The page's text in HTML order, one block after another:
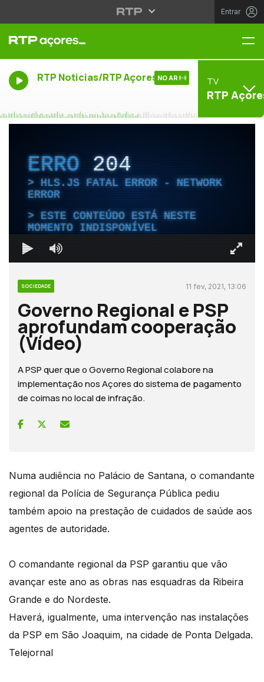
Entrar
RTP Noticias/RTP Açores NO AR TV
RTP
ERRO204
HLS.JS FATAL ERROR - NETWORK
ERROR
ESTE CONTEÚDO ESTÁ NESTE
MOMENTO INDISPONÍVEL
SOCIEDADE 11 fev, 2021, 13:06
Governo Regional e PSP
aprofundam cooperação
(Vídeo)
A PSP quer que o Governo Regional colabore na
implementação nos Açores do sistema de pagamento
de coimas no local de infração.
Numa audiência no Palácio de Santana, o comandante
regional da Polícia de Segurança Pública pediu
também apoio na prestação de cuidados de saúde aos
agentes de autoridade.
O comandante regional da PSP garantiu que vão
avançar este ano as obras nas esquadras da Ribeira
Grande e do Nordeste.
Haverá, igualmente, uma intervenção nas instalações
da PSP em São Joaquim, na cidade de Ponta Delgada.
Telejornal